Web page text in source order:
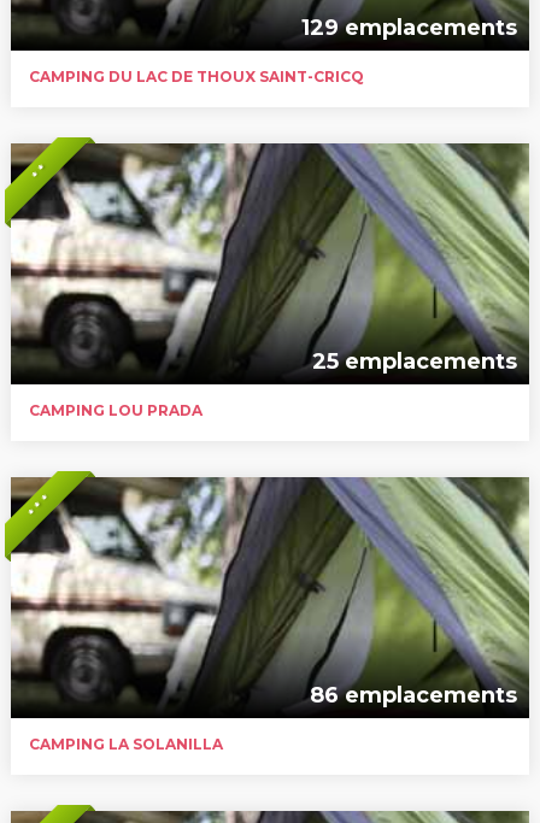
129 emplacements
CAMPING DU LAC DE THOUX SAINT-CRICQ
* *
25 emplacements
CAMPING LOU PRADA
* * *
86 emplacements
CAMPING LA SOLANILLA